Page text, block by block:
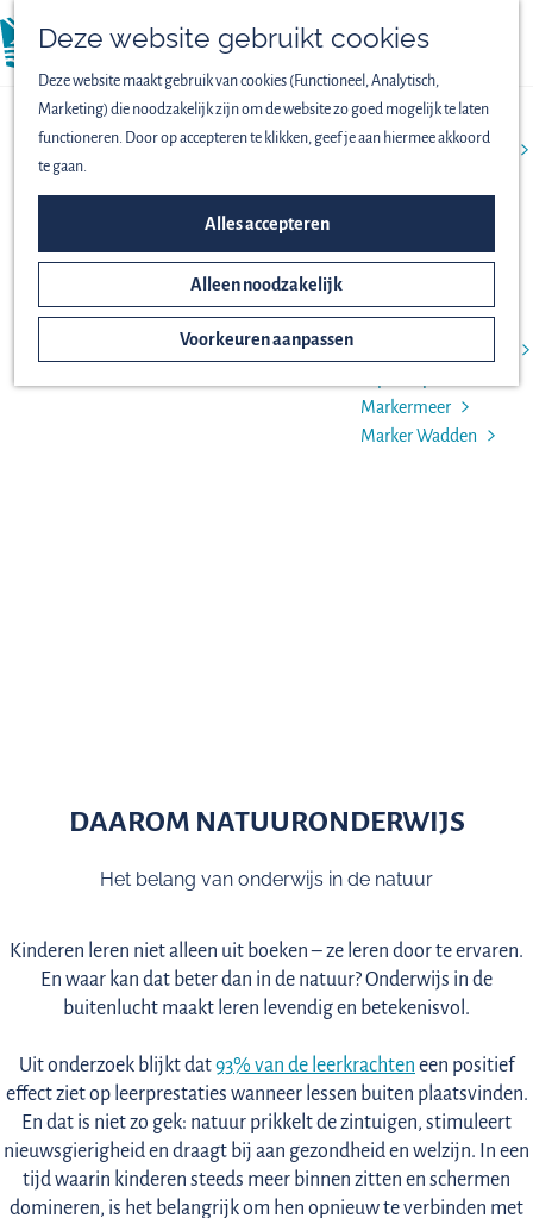
Deze website gebruikt cookies
Deze website maakt gebruik van cookies (Functioneel, Analytisch,
Marketing) die noodzakelijk zijn om de website zo goed mogelijk te laten
functioneren. Door op accepteren te klikken, geef je aan hiermee akkoord
te gaan.
Alles accepteren
Alleen noodzakelijk
Voorkeuren aanpassen
Lekker wandelen
Op het water
Familieuitjes
PARK
Nieuw Land
Markermeer
Marker Wadden
KENNISPAGINA
NATUURONDERWIJS
DAAROM NATUURONDERWIJS
Het belang van onderwijs in de natuur
Kinderen leren niet alleen uit boeken – ze leren door te ervaren.
En waar kan dat beter dan in de natuur? Onderwijs in de
buitenlucht maakt leren levendig en betekenisvol.
Uit onderzoek blijkt dat93% van de leerkrachten een positief
effect ziet op leerprestaties wanneer lessen buiten plaatsvinden.
En dat is niet zo gek: natuur prikkelt de zintuigen, stimuleert
nieuwsgierigheid en draagt bij aan gezondheid en welzijn. In een
tijd waarin kinderen steeds meer binnen zitten en schermen
domineren, is het belangrijk om hen opnieuw te verbinden met